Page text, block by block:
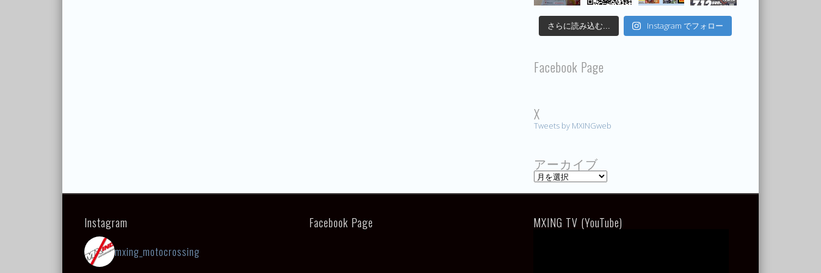
さらに読み込む... Instagram でフォロー
Facebook Page
X
Tweets by MXINGweb
アーカイブ
ア
ー
カ
Instagram
mxing_motocrossing
Facebook Page MXING TV (YouTube)